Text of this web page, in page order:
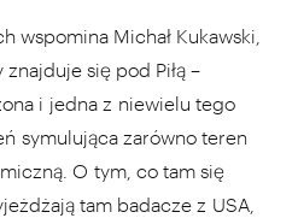
wspomina Michał Kukawski,
się pod Piłą –
i jedna z niewielu tego
symulująca zarówno teren
O tym, co tam się
tam badacze z USA,